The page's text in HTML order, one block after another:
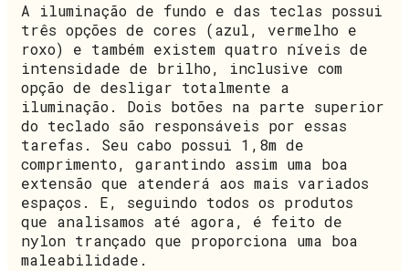
A iluminação de fundo e das teclas possui
três opções de cores (azul, vermelho e
roxo) e também existem quatro níveis de
intensidade de brilho, inclusive com
opção de desligar totalmente a
iluminação. Dois botões na parte superior
do teclado são responsáveis por essas
tarefas. Seu cabo possui 1,8m de
comprimento, garantindo assim uma boa
extensão que atenderá aos mais variados
espaços. E, seguindo todos os produtos
que analisamos até agora, é feito de
nylon trançado que proporciona uma boa
maleabilidade.